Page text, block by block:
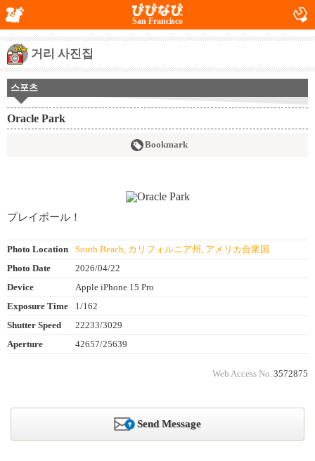
San Francisco
거리 사진집
스포츠
Oracle Park
Bookmark
プレイボール！
Photo Location
South Beach, カリフォルニア州, アメリカ合衆国
Photo Date
2026/04/22
Device
Apple iPhone 15 Pro
Exposure Time
1/162
Shutter Speed
22233/3029
Aperture
42657/25639
Web Access No. 3572875
Send Message